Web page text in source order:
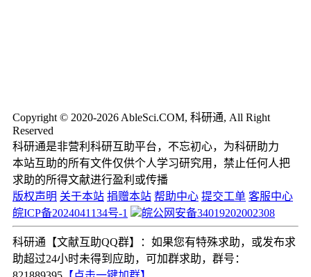
Copyright © 2020-2026 AbleSci.COM, 科研通, All Right
Reserved
科研通是非营利科研互助平台，不忘初心，为科研助力
本站互助的所有文件仅供个人学习研究用，禁止任何人把
求助的所得文献进行盈利或传播
版权声明 关于本站 捐赠本站 帮助中心 提交工单 客服中心
皖ICP备2024041134号-1
皖公网安备34019202002308
科研通【文献互助QQ群】：如果您有特殊求助，或发布求
助超过24小时未得到应助，可加群求助，群号：